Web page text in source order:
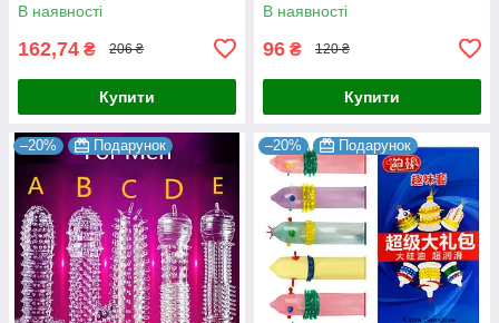
В наявності
162,74 ₴ 206 ₴
Купити
В наявності
96 ₴ 120 ₴
Купити
–20% Подарунок –20% Подарунок